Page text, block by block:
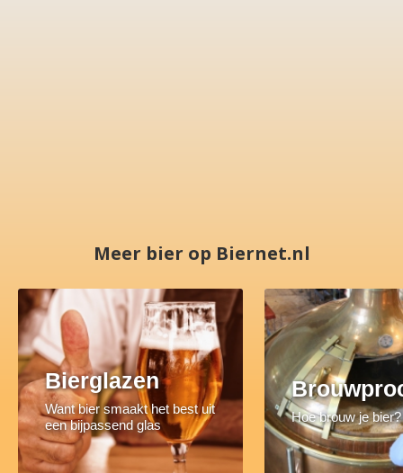
Meer bier op Biernet.nl
Bierglazen
Want bier smaakt het best uit
een bijpassend glas
Hoe brouw je bier?